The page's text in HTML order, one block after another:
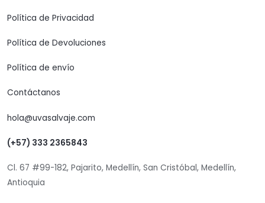
Política de Privacidad
Política de Devoluciones
Política de envío
Contáctanos
hola@uvasalvaje.com
(+57) 333 2365843
Cl. 67 #99-182, Pajarito, Medellín, San Cristóbal, Medellín,
Antioquia